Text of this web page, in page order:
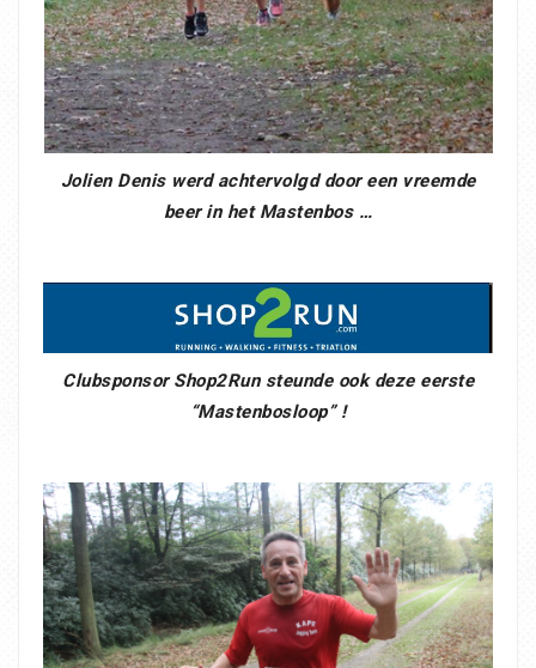
Jolien Denis werd achtervolgd door een vreemde
beer in het Mastenbos …
Clubsponsor Shop2Run steunde ook deze eerste
“Mastenbosloop” !